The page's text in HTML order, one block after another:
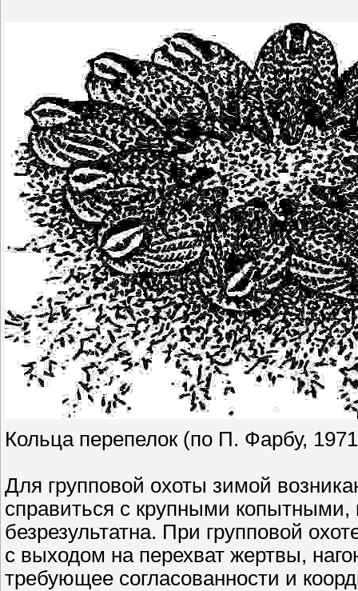
Кольца перепелок (по П. Фарбу,
Для групповой охоты зимой
справиться с крупными копытными,
безрезультатна. При групповой
с выходом на перехват жертвы,
требующее согласованности и